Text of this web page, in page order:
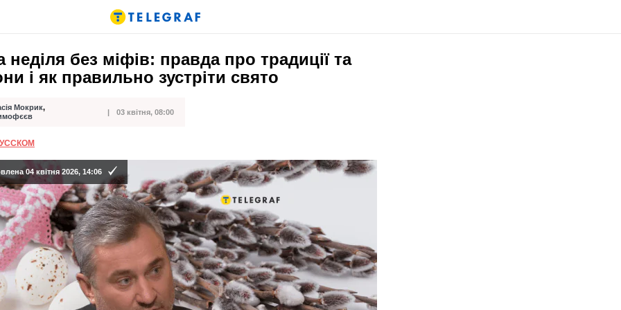
неділя без міфів: правда про традиції та
і як правильно зустріти свято
Мокрик,
03 квітня, 08:00
04 квітня 2026, 14:06